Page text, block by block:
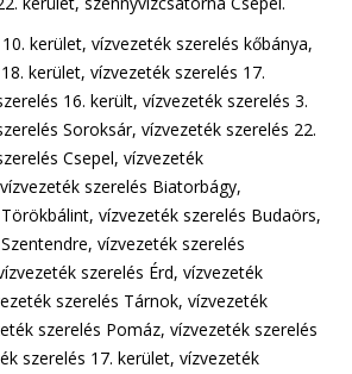
kerület, vízvezeték szerelés kőbánya,
kerület, vízvezeték szerelés 17.
16. került, vízvezeték szerelés 3.
Soroksár, vízvezeték szerelés 22.
Csepel, vízvezeték
szerelés Biatorbágy,
vízvezeték szerelés Budaörs,
vízvezeték szerelés
szerelés Érd, vízvezeték
szerelés Tárnok, vízvezeték
szerelés Pomáz, vízvezeték szerelés
szerelés 17. kerület, vízvezeték